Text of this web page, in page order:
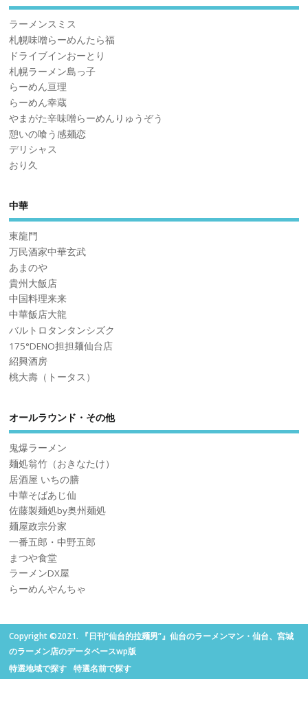
ラーメンスミス
札幌味噌らーめんたら福
ドライブインおーとり
札幌ラーメン島っ子
らーめん亘理
らーめん幸蔵
やまがた辛味噌らーめんりゅうぞう
憩いの喰う感麺恋
デリシャス
おり久
中華
東龍門
万民酒家中華玄武
あまのや
貴州大飯店
中国料理来来
中華飯店大龍
バルトロタンタンシズク
175°DENO担担麺仙台店
紹興酒房
桃大壽（トータス）
オールラウンド・その他
鬼爆ラーメン
麺処翁竹（おきなたけ）
居酒屋 いちの膳
中華そばあじ仙
佐藤製麺処by奥州麺処
麺屋政宗分家
一番五郎・中野五郎
まつや食堂
ラーメンDX屋
らーめんやんちゃ
Copyright ©2021. 『日刊“仙台的拉麺男”』仙台のラーメンマン・仙台、宮城
のラーメン店のデータベースwp版
特選地域で探す
特選名前で探す